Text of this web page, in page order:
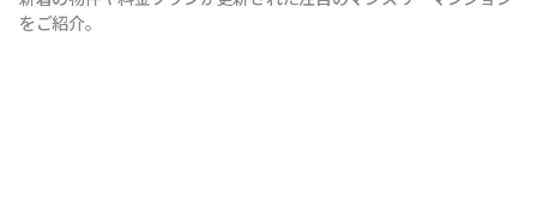
ーター換算)で清掃費はシーツ等のクリーニング代程度と
をご紹介。